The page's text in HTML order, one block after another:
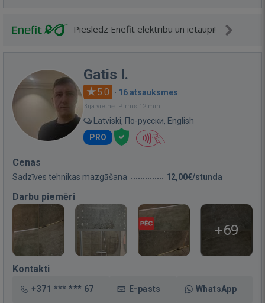
Pieslēdz Enefit elektrību un ietaupi!
Gatis I.
5.0 · 16 atsauksmes
Bija vietnē: Pirms 12 min.
Latviski, По-русски, English
PRO
Cenas
Sadzīves tehnikas mazgāšana 12,00€/stunda
Darbu piemēri
+69
Kontakti
+371 *** *** 67 E-pasts WhatsApp